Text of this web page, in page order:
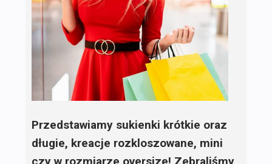
Przedstawiamy sukienki krótkie oraz
długie, kreacje rozkloszowane, mini
czy w rozmiarze oversize! Zebraliśmy